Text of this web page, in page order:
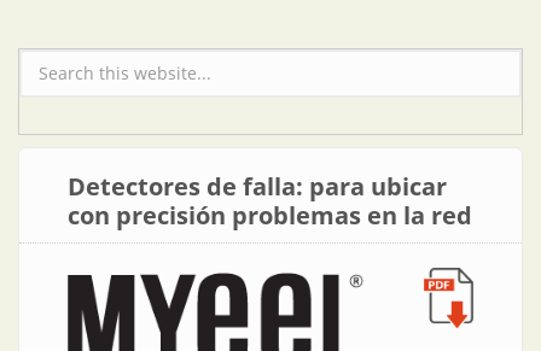
Formulario de búsqueda
Detectores de falla: para ubicar
con precisión problemas en la red